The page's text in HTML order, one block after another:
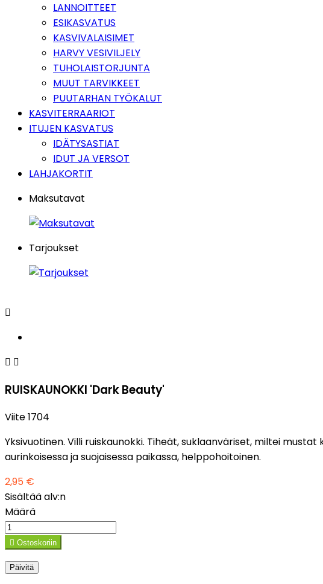
LANNOITTEET
ESIKASVATUS
KASVIVALAISIMET
HARVY VESIVILJELY
TUHOLAISTORJUNTA
MUUT TARVIKKEET
PUUTARHAN TYÖKALUT
KASVITERRAARIOT
ITUJEN KASVATUS
IDÄTYSASTIAT
IDUT JA VERSOT
LAHJAKORTIT
Maksutavat
Tarjoukset

 
RUISKAUNOKKI 'Dark Beauty'
Viite1704
Yksivuotinen. Villi ruiskaunokki. Tiheät, suklaanväriset, miltei
aurinkoisessa ja suojaisessa paikassa, helppohoitoinen.
2,95 €
Sisältää alv:n
Määrä
 Ostoskoriin